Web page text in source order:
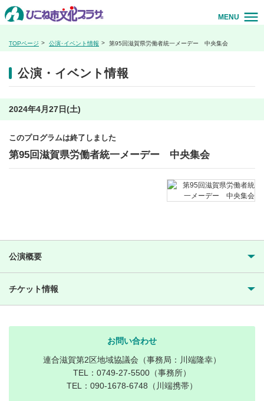
MENU
TOPページ 公演･イベント情報 第95回滋賀県労働者統一メーデー 中央集会
公演・イベント情報
2024年4月27日(土)
このプログラムは終了しました
第95回滋賀県労働者統一メーデー 中央集会
公演概要
チケット情報
お問い合わせ
連合滋賀第2区地域協議会（事務局：川端隆幸）
TEL：0749-27-5500（事務所）
TEL：090-1678-6748（川端携帯）